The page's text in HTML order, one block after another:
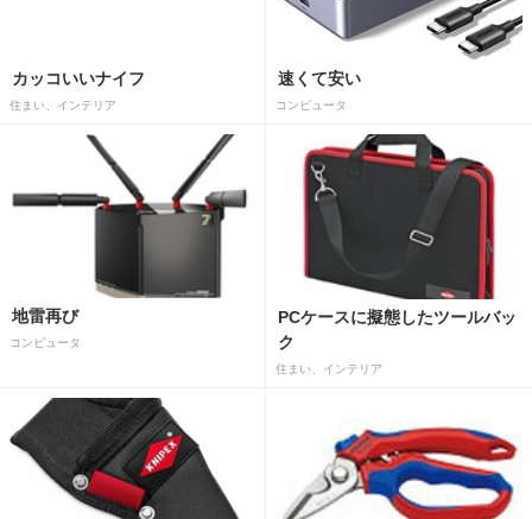
カッコいいナイフ
住まい、インテリア
速くて安い
コンピュータ
地雷再び
コンピュータ
PCケースに擬態したツールバッ
ク
住まい、インテリア